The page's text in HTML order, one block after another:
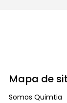
Mapa de
Somos Quimtia